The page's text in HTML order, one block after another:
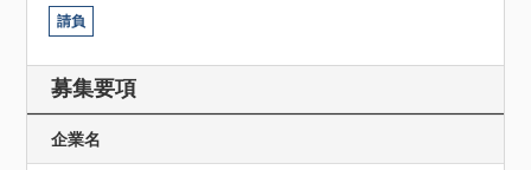
請負
募集要項
企業名